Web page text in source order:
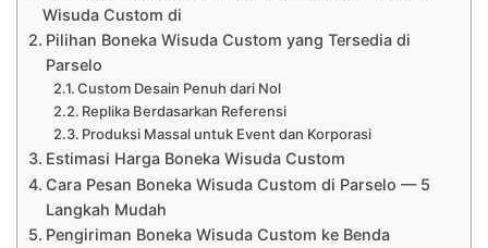
Wisuda Custom di
Pilihan Boneka Wisuda Custom yang Tersedia di
Parselo
Custom Desain Penuh dari Nol
Replika Berdasarkan Referensi
Produksi Massal untuk Event dan Korporasi
Estimasi Harga Boneka Wisuda Custom
Cara Pesan Boneka Wisuda Custom di Parselo — 5
Langkah Mudah
Pengiriman Boneka Wisuda Custom ke Benda